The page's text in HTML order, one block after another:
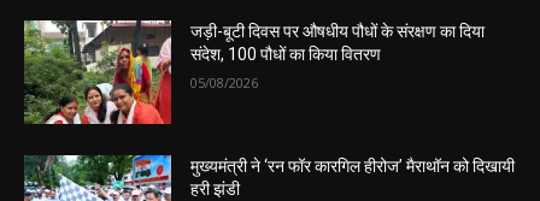
जड़ी-बूटी दिवस पर औषधीय पौधों के संरक्षण का दिया
संदेश, 100 पौधों का किया वितरण
05/08/2026
मुख्यमंत्री ने ‘रन फॉर कारगिल हीरोज’ मैराथॉन को दिखायी
हरी झंडी